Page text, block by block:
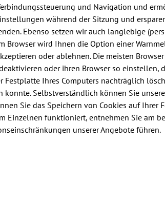
und Navigation und
während der Sitzung und
Ebenso setzen wir auch langlebige
Browser wird Ihnen die Option einer
oder ablehnen. Die meisten
oder ihren Browser so einstellen,
Ihres Computers nachträglich
Selbstverständlich können Sie unsere
Sie das Speichern von Cookies auf Ihrer
Einzelnen funktioniert, entnehmen Sie am
unserer Angebote führen.